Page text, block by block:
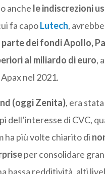
anche le indiscrezioni
fa capoLutech,
parte dei fondi Apollo,
al miliardo di euro,
nel 2021.
(oggi Zenita), era
dell’interesse di CVC,
ha più volte chiarito di
per consolidare
bassa redditività, alti